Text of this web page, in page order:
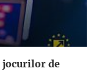
jocurilor de